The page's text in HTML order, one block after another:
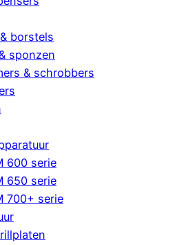
borstels
sponzen
& schrobbers
600 serie
650 serie
700+ serie